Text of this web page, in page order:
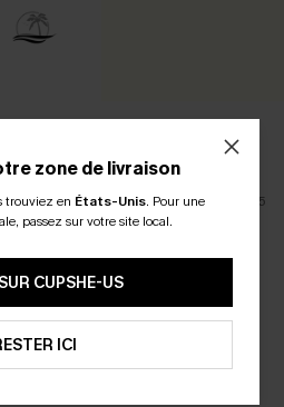
09/07/2025
zone de livraison
trouviez en États-Unis. Pour une
passez sur votre site local.
CUPSHE-US
ICI